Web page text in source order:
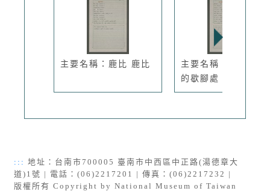
主要名稱：鹿比 鹿比
主要名稱：那裡是我
的歇腳處
::: 地址：台南市700005 臺南市中西區中正路(湯德章大
道)1號 | 電話：(06)2217201 | 傳真：(06)2217232 |
版權所有 Copyright by National Museum of Taiwan